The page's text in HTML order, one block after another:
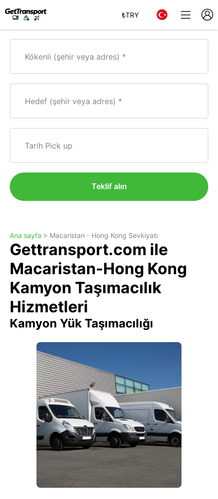
₺TRY
Kökenli (şehir veya adres)
Hedef (şehir veya adres)
Tarih Pick up
Teklif alın
Ana sayfa > Macaristan - Hong Kong Sevkiyatı
Gettransport.com ile
Macaristan-Hong Kong
Kamyon Taşımacılık
Hizmetleri
Kamyon Yük Taşımacılığı